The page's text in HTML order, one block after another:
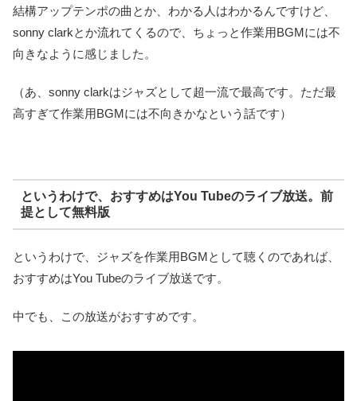
結構アップテンポの曲とか、わかる人はわかるんですけど、
sonny clarkとか流れてくるので、ちょっと作業用BGMには不
向きなように感じました。
（あ、sonny clarkはジャズとして超一流で最高です。ただ最
高すぎて作業用BGMには不向きかなという話です）
というわけで、おすすめはYou Tubeのライブ放送。前
提として無料版
というわけで、ジャズを作業用BGMとして聴くのであれば、
おすすめはYou Tubeのライブ放送です。
中でも、この放送がおすすめです。